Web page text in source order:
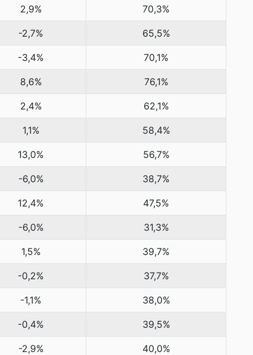
2,9% 70,3%
-2,7% 65,5%
-3,4% 70,1%
8,6% 76,1%
2,4% 62,1%
1,1% 58,4%
13,0% 56,7%
-6,0% 38,7%
12,4% 47,5%
-6,0% 31,3%
1,5% 39,7%
-0,2% 37,7%
-1,1% 38,0%
-0,4% 39,5%
-2,9% 40,0%